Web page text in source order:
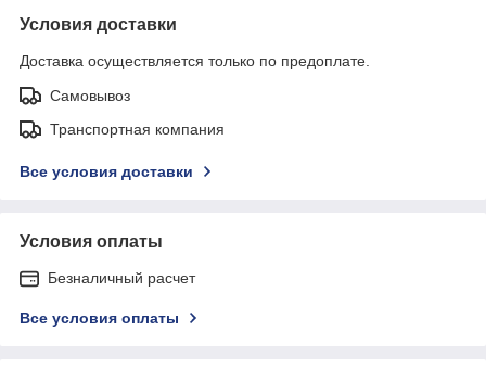
Условия доставки
Доставка осуществляется только по предоплате.
Самовывоз
Транспортная компания
Все условия доставки
Условия оплаты
Безналичный расчет
Все условия оплаты